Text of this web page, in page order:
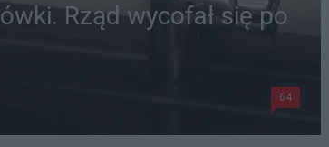
Rząd wycofał się po
64